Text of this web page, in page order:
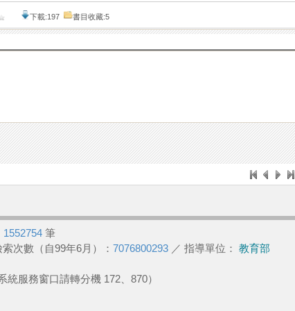
下載:197 書目收藏:5
1552754 筆
索次數（自99年6月）： 7076800293 ／ 指導單位： 教育部
服務窗口請轉分機 172、870）